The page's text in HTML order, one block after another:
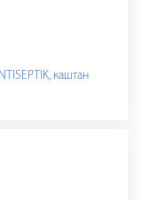
каштан